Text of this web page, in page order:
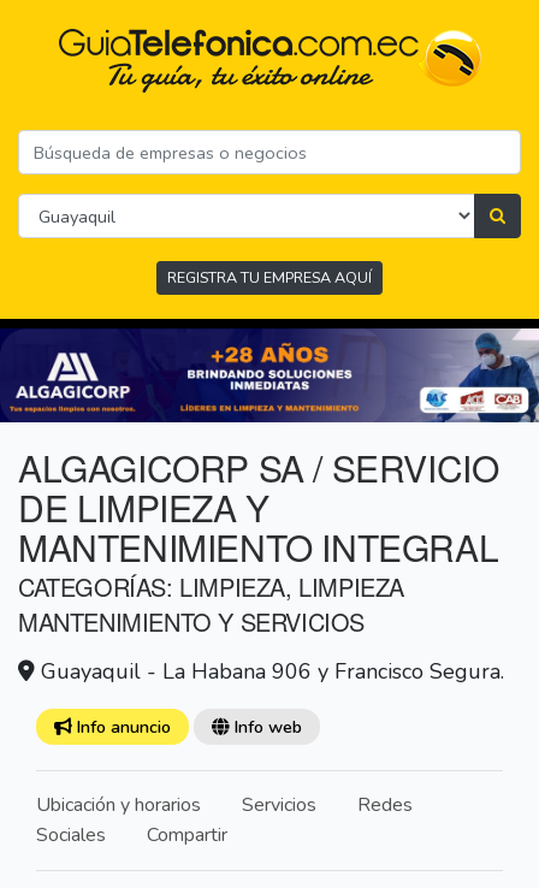
REGISTRA TU EMPRESA AQUÍ
ALGAGICORP SA / SERVICIO
DE LIMPIEZA Y
MANTENIMIENTO INTEGRAL
CATEGORÍAS: LIMPIEZA, LIMPIEZA
MANTENIMIENTO Y SERVICIOS
Guayaquil - La Habana 906 y Francisco Segura.
Info anuncio Info web
Ubicación y horarios Servicios
Redes
Sociales
Compartir